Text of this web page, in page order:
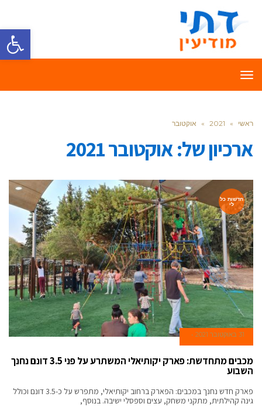
פתח
תפריט
ראשי »
2021
» אוקטובר
ארכיון של:אוקטובר 2021
חדשות כל
לי
31 באוקטובר 2021
מכבים מתחדשת: פארק יקותיאלי המשתרע על פני 3.5 דונם נחנך
השבוע
פארק חדש נחנך במכבים: הפארק ברחוב יקותיאלי, מתפרש על כ-3.5 דונם וכולל
גינה קהילתית, מתקני משחק, עצים וספסלי ישיבה. בנוסף,